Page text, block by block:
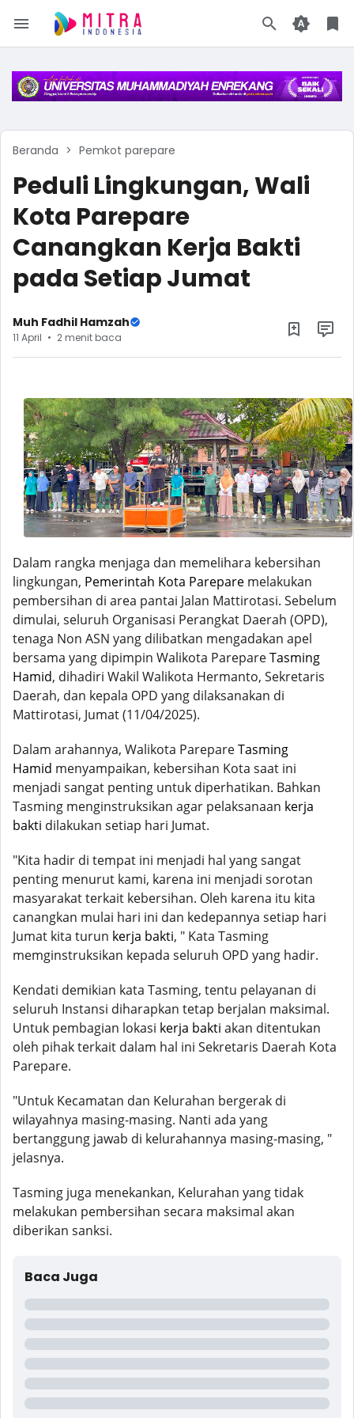
Beranda Pemkot parepare
Peduli Lingkungan, Wali
Kota Parepare
Canangkan Kerja Bakti
pada Setiap Jumat
Muh Fadhil Hamzah
11 April 2 menit baca
Dalam rangka menjaga dan memelihara kebersihan
lingkungan, Pemerintah Kota Parepare melakukan
pembersihan di area pantai Jalan Mattirotasi. Sebelum
dimulai, seluruh Organisasi Perangkat Daerah (OPD),
tenaga Non ASN yang dilibatkan mengadakan apel
bersama yang dipimpin Walikota ParepareTasming
Hamid, dihadiri Wakil Walikota Hermanto, Sekretaris
Daerah, dan kepala OPD yang dilaksanakan di
Mattirotasi, Jumat (11/04/2025).
Dalam arahannya, Walikota ParepareTasming
Hamid menyampaikan, kebersihan Kota saat ini
menjadi sangat penting untuk diperhatikan. Bahkan
Tasming menginstruksikan agar pelaksanaan kerja
bakti dilakukan setiap hari Jumat.
"Kita hadir di tempat ini menjadi hal yang sangat
penting menurut kami, karena ini menjadi sorotan
masyarakat terkait kebersihan. Oleh karena itu kita
canangkan mulai hari ini dan kedepannya setiap hari
Jumat kita turun kerja bakti, " Kata Tasming
memginstruksikan kepada seluruh OPD yang hadir.
Kendati demikian kata Tasming, tentu pelayanan di
seluruh Instansi diharapkan tetap berjalan maksimal.
Untuk pembagian lokasi kerja bakti akan ditentukan
oleh pihak terkait dalam hal ini Sekretaris Daerah Kota
Parepare.
"Untuk Kecamatan dan Kelurahan bergerak di
wilayahnya masing-masing. Nanti ada yang
bertanggung jawab di kelurahannya masing-masing, "
jelasnya.
Tasming juga menekankan, Kelurahan yang tidak
melakukan pembersihan secara maksimal akan
diberikan sanksi.
Baca Juga